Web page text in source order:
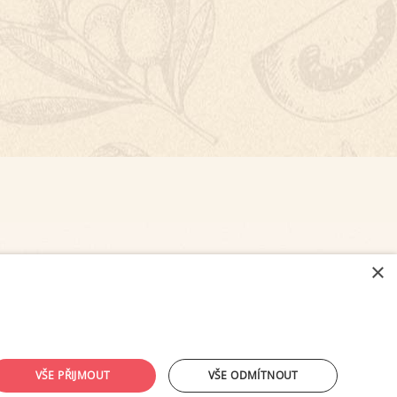
×
VŠE PŘIJMOUT VŠE ODMÍTNOUT